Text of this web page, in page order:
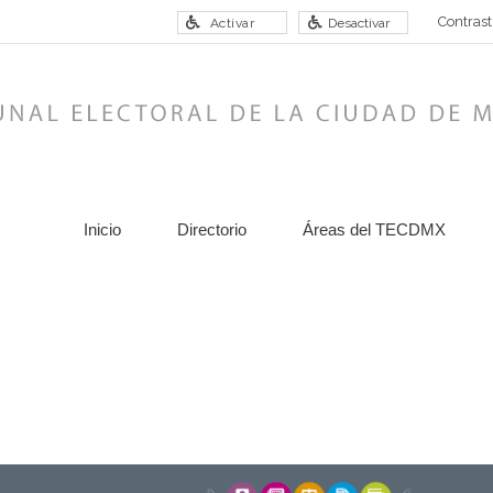
Activar Desactivar Contrast
Inicio Directorio Áreas del TECDMX